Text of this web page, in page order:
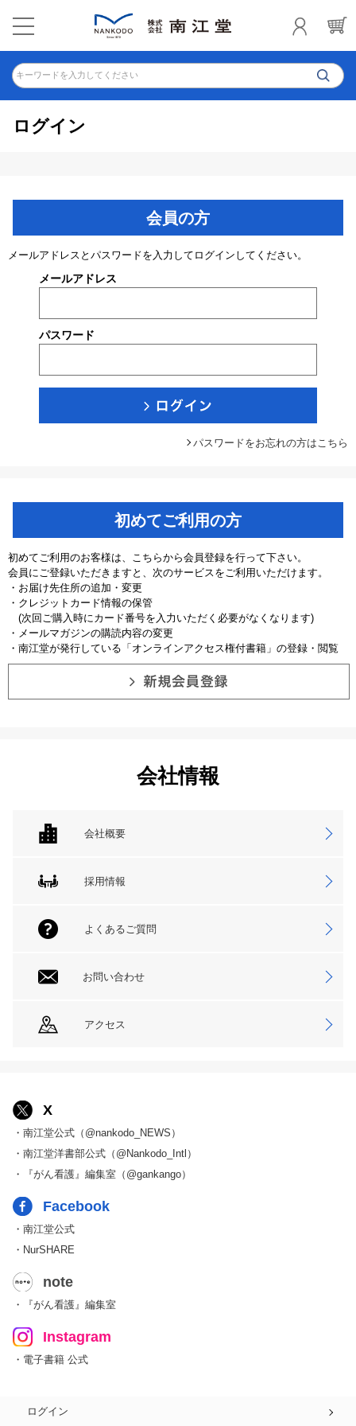
キーワードを入力してください
ログイン
会員の方
メールアドレスとパスワードを入力してログインしてください。
メールアドレス
パスワード
パスワードをお忘れの方はこちら
初めてご利用の方
初めてご利用のお客様は、こちらから会員登録を行って下さい。
会員にご登録いただきますと、次のサービスをご利用いただけます。
・お届け先住所の追加・変更
・クレジットカード情報の保管
(次回ご購入時にカード番号を入力いただく必要がなくなります)
・メールマガジンの購読内容の変更
・南江堂が発行している「オンラインアクセス権付書籍」の登録・閲覧
会社情報
会社概要
採用情報
よくあるご質問
お問い合わせ
アクセス
X
・南江堂公式（@nankodo_NEWS）
・南江堂洋書部公式（@Nankodo_Intl）
・『がん看護』編集室（@gankango）
Facebook
・南江堂公式
・NurSHARE
note
・『がん看護』編集室
Instagram
・電子書籍 公式
ログイン